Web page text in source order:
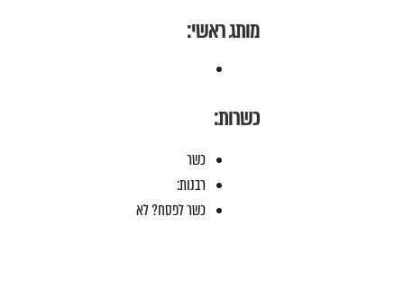
מותג ראשי:
כשרות:
כשר
רבנות:
כשר לפסח? לא